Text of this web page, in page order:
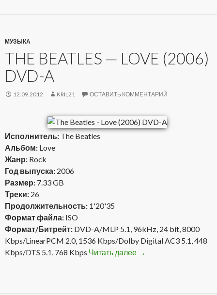
МУЗЫКА
THE BEATLES — LOVE (2006)
DVD-A
12.09.2012 KRIL21 ОСТАВИТЬ КОММЕНТАРИЙ
Исполнитель: The Beatles
Альбом: Love
Жанр: Rock
Год выпуска: 2006
Размер: 7.33 GB
Треки: 26
Продолжительность: 1'20'35
Формат файла: ISO
Формат/Битрейт: DVD-A/MLP 5.1, 96kHz, 24 bit, 8000
Kbps/LinearPCM 2.0, 1536 Kbps/Dolby Digital AC3 5.1, 448
Kbps/DTS 5.1, 768 Kbps Читать далее The Beatles — Love
→